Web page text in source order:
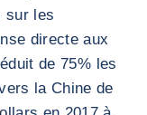
sur les
directe aux
de 75% les
la Chine de